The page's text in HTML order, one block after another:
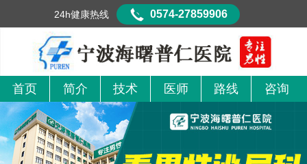
首页 简介 技术 医师 路线 咨询
24h健康热线 0574-27859906